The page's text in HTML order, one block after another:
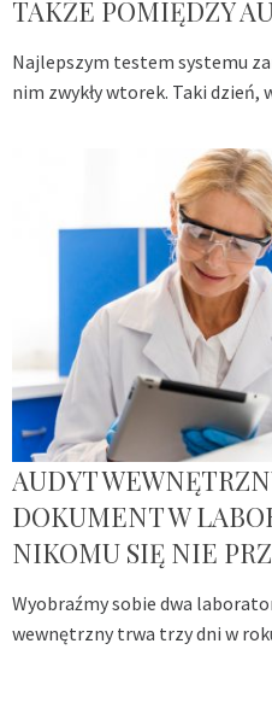
TAKŻE POMIĘDZY
Najlepszym testem systemu
nim zwykły wtorek. Taki dzień,
AUDYT
DOKUMENT W
NIKOMU SIĘ NIE
Wyobraźmy sobie dwa
wewnętrzny trwa trzy dni w